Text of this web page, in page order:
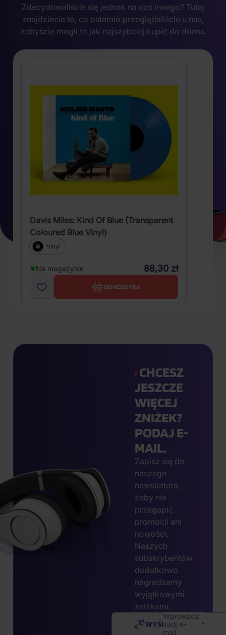
Zdecydowaliście się jednak na coś innego? Tutaj
znajdziecie to, co ostatnio przeglądaliście u nas,
żebyście mogli to jak najszybciej kupić do domu.
Davis Miles: Kind Of Blue (Transparent
Coloured Blue Vinyl)
Vinyl
Na magazynie 88,30 zł
DO KOSZYKA
CHCESZ
JESZCZE
WIĘCEJ
ZNIŻEK?
PODAJ E-
MAIL.
Zapisz się do
naszego
newslettera,
żeby nie
przegapić
promocji ani
nowości.
Naszych
subskrybentów
dodatkowo
nagradzamy
wyjątkowymi
zniżkami.
Wprowadź
swój e-
mail
WYŚLIJ